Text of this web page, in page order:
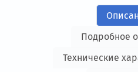
Подробное
Технические